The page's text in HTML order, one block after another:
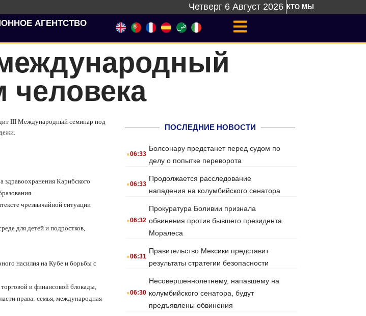
Четверг 6 Август 2026 КТО МЫ
АГЕНТСТВО
человека
III Международный семинар под
здравоохранения Карибского
чрезвычайной ситуации
для детей и подростков,
насилия на Кубе и борьбы с
и финансовой блокады,
права: семья, международная
ПОСЛЕДНИЕ НОВОСТИ
.06:33
Болсонару предстанет перед судом по
делу о попытке переворота
.06:33
Продолжается расследование
нападения на колумбийского сенатора
.06:32
Прокуратура Боливии признала
обвинения против бывшего президента
Моралеса
.06:31
Правительство Мексики представит
результаты стратегии безопасности
.06:30
Несовершеннолетнему, напавшему на
колумбийского сенатора, будут
предъявлены обвинения